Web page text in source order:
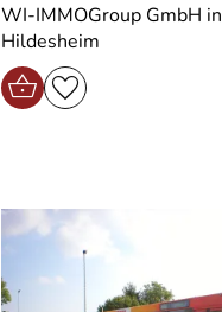
WI-IMMOGroup GmbH in
Hildesheim